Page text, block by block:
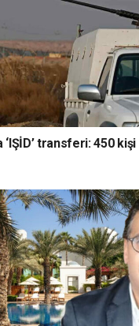
‘IŞİD’ transferi: 450